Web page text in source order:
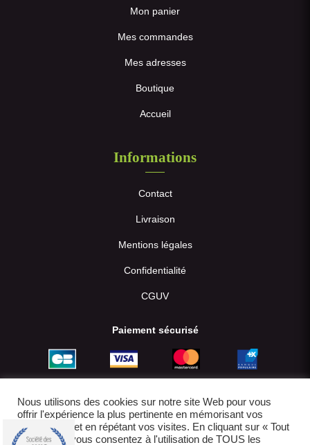
Mon panier
Mes commandes
Mes adresses
Boutique
Accueil
Informations
Contact
Livraison
Mentions légales
Confidentialité
CGUV
Paiement sécurisé
Nous utilisons des cookies sur notre site Web pour vous
offrir l'expérience la plus pertinente en mémorisant vos
préférences et en répétant vos visites. En cliquant sur « Tout
accepter », vous consentez à l'utilisation de TOUS les